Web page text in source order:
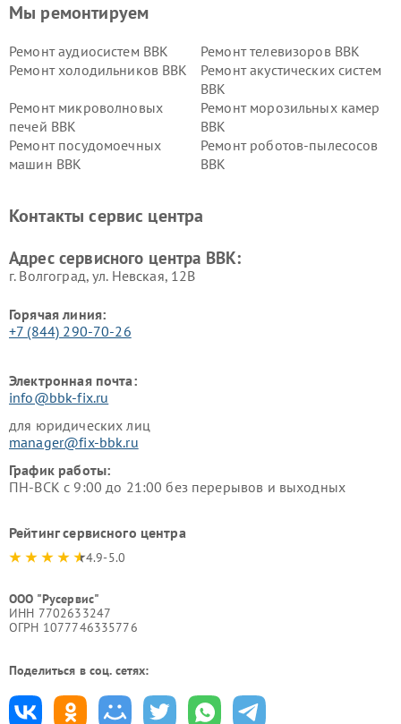
Мы ремонтируем
Ремонт аудиосистем BBK
Ремонт телевизоров BBK
Ремонт холодильников BBK
Ремонт акустических систем
BBK
Ремонт микроволновых
печей BBK
Ремонт морозильных камер
BBK
Ремонт посудомоечных
машин BBK
Ремонт роботов-пылесосов
BBK
Ремонт винных шкафов BBK
Контакты сервис центра
Адрес сервисного центра BBK:
г. Волгоград, ул. Невская, 12В
Горячая линия:
+7 (844) 290-70-26
Электронная почта:
info@bbk-fix.ru
для юридических лиц
manager@fix-bbk.ru
График работы:
ПН-ВСК с 9:00 до 21:00 без перерывов и выходных
Рейтинг сервисного центра
4.9-5.0
ООО "Русервис"
ИНН 7702633247
ОГРН 1077746335776
Поделиться в соц. сетях: